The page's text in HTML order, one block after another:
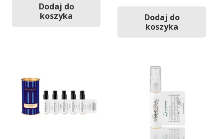
Dodaj do
koszyka
Dodaj do
koszyka